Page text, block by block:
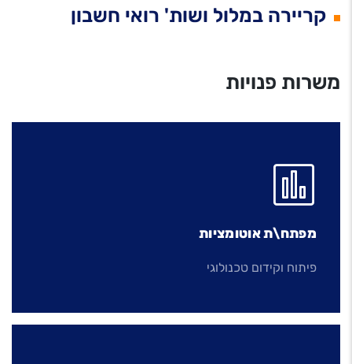
קריירה במלול ושות' רואי חשבון
משרות פנויות
מפתח\ת אוטומציות
פיתוח וקידום טכנולוגי